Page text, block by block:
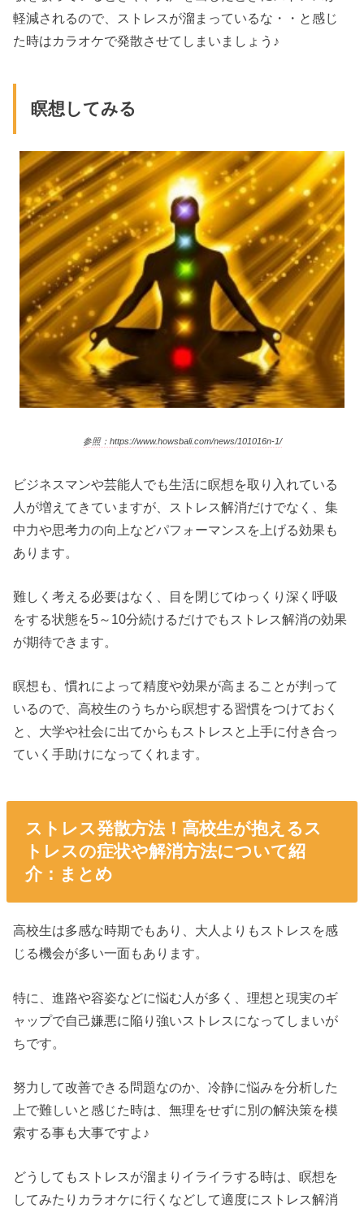
軽減されるので、ストレスが溜まっているな・・と感じ
た時はカラオケで発散させてしまいましょう♪
瞑想してみる
参照：https://www.howsbali.com/news/101016n-1/
ビジネスマンや芸能人でも生活に瞑想を取り入れている
人が増えてきていますが、ストレス解消だけでなく、集
中力や思考力の向上などパフォーマンスを上げる効果も
あります。
難しく考える必要はなく、目を閉じてゆっくり深く呼吸
をする状態を5～10分続けるだけでもストレス解消の効果
が期待できます。
瞑想も、慣れによって精度や効果が高まることが判って
いるので、高校生のうちから瞑想する習慣をつけておく
と、大学や社会に出てからもストレスと上手に付き合っ
ていく手助けになってくれます。
ストレス発散方法！高校生が抱えるス
トレスの症状や解消方法について紹
介：まとめ
高校生は多感な時期でもあり、大人よりもストレスを感
じる機会が多い一面もあります。
特に、進路や容姿などに悩む人が多く、理想と現実のギ
ャップで自己嫌悪に陥り強いストレスになってしまいが
ちです。
努力して改善できる問題なのか、冷静に悩みを分析した
上で難しいと感じた時は、無理をせずに別の解決策を模
索する事も大事ですよ♪
どうしてもストレスが溜まりイライラする時は、瞑想を
してみたりカラオケに行くなどして適度にストレス解消